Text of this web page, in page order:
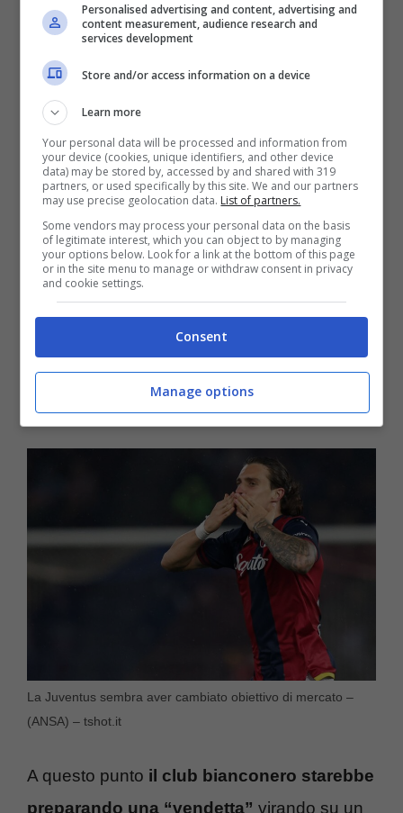
Juve, spunta un nuovo
nome per la difesa: Giuntoli
riflette
Una sorta di incedibilità valida solo per la
Juve. Ci sono difficoltà non da poco e
Giuntoli a questo punto sta cercando di
virare su altri obiettivi, così come lo stesso
Calafiori può finire altrove.Su di lui ci sono
anche i club di Premier League
l’Arsenal. Il Bologna preferirebbe cederlo ai
Gunners
La Juventus sembra aver cambiato obiettivo di mercato –
(ANSA) – tshot.it
A questo punto il club bianconero starebbe
preparando una “vendetta” virando su un
Personalised advertising and content, advertising and
content measurement, audience research and
services development
Store and/or access information on a device
Learn more
Your personal data will be processed and information from
your device (cookies, unique identifiers, and other device
data) may be stored by, accessed by and shared with 319
partners, or used specifically by this site. We and our partners
may use precise geolocation data. List of partners.
Some vendors may process your personal data on the basis
of legitimate interest, which you can object to by managing
your options below. Look for a link at the bottom of this page
or in the site menu to manage or withdraw consent in privacy
and cookie settings.
Consent
Manage options